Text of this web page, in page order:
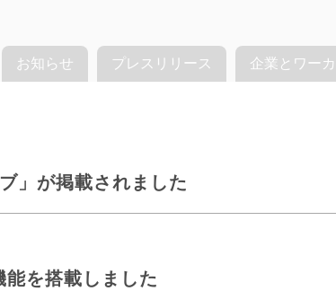
お知らせ プレスリリース 企業とワー
」が掲載されました
を搭載しました